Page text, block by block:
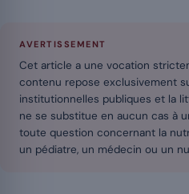
AVERTISSEMENT
Cet article a une vocation
contenu repose exclusivement
institutionnelles publiques et la
ne se substitue en aucun cas à
toute question concernant la
un pédiatre, un médecin ou un